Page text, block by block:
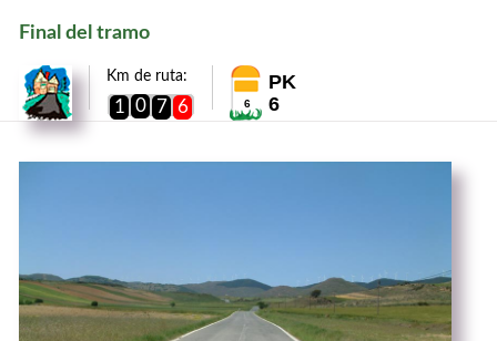
Final del tramo
Km de ruta:
1 0 7 6 6
PK
6